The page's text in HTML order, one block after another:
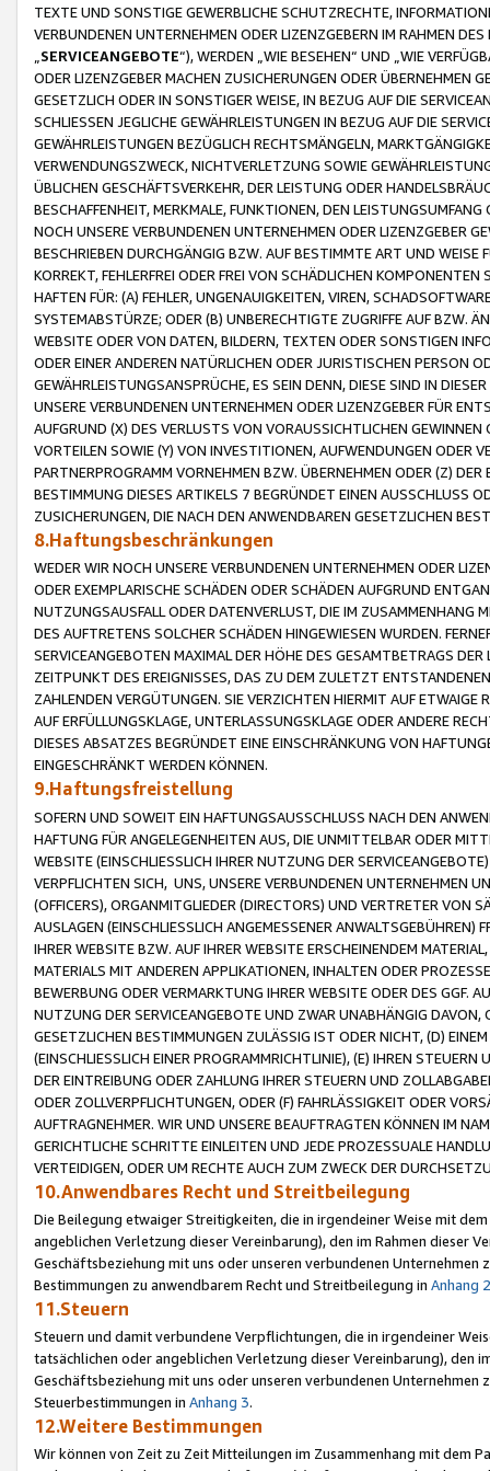
TEXTE UND SONSTIGE GEWERBLICHE SCHUTZRECHTE,
VERBUNDENEN UNTERNEHMEN ODER LIZENZGEBERN IM RAHMEN
SERVICEANGEBOTE“), WERDEN „WIE BESEHEN“ UND „WIE
ODER LIZENZGEBER MACHEN ZUSICHERUNGEN ODER ÜBERNEHMEN
GESETZLICH ODER IN SONSTIGER WEISE, IN BEZUG AUF DIE
SCHLIESSEN JEGLICHE GEWÄHRLEISTUNGEN IN BEZUG AUF DIE
GEWÄHRLEISTUNGEN BEZÜGLICH RECHTSMÄNGELN,
VERWENDUNGSZWECK, NICHTVERLETZUNG SOWIE
ÜBLICHEN GESCHÄFTSVERKEHR, DER LEISTUNG ODER
BESCHAFFENHEIT, MERKMALE, FUNKTIONEN, DEN
NOCH UNSERE VERBUNDENEN UNTERNEHMEN ODER LIZENZGEBER
BESCHRIEBEN DURCHGÄNGIG BZW. AUF BESTIMMTE ART UND
KORREKT, FEHLERFREI ODER FREI VON SCHÄDLICHEN
HAFTEN FÜR: (A) FEHLER, UNGENAUIGKEITEN, VIREN,
SYSTEMABSTÜRZE; ODER (B) UNBERECHTIGTE ZUGRIFFE AUF BZW.
WEBSITE ODER VON DATEN, BILDERN, TEXTEN ODER SONSTIGEN
ODER EINER ANDEREN NATÜRLICHEN ODER JURISTISCHEN PERSON
GEWÄHRLEISTUNGSANSPRÜCHE, ES SEIN DENN, DIESE SIND IN
UNSERE VERBUNDENEN UNTERNEHMEN ODER LIZENZGEBER FÜR
AUFGRUND (X) DES VERLUSTS VON VORAUSSICHTLICHEN
VORTEILEN SOWIE (Y) VON INVESTITIONEN, AUFWENDUNGEN ODER
PARTNERPROGRAMM VORNEHMEN BZW. ÜBERNEHMEN ODER (Z)
BESTIMMUNG DIESES ARTIKELS 7 BEGRÜNDET EINEN AUSSCHLUSS
ZUSICHERUNGEN, DIE NACH DEN ANWENDBAREN GESETZLICHEN
8.Haftungsbeschränkungen
WEDER WIR NOCH UNSERE VERBUNDENEN UNTERNEHMEN ODER
ODER EXEMPLARISCHE SCHÄDEN ODER SCHÄDEN AUFGRUND
NUTZUNGSAUSFALL ODER DATENVERLUST, DIE IM ZUSAMMENHANG
DES AUFTRETENS SOLCHER SCHÄDEN HINGEWIESEN WURDEN.
SERVICEANGEBOTEN MAXIMAL DER HÖHE DES GESAMTBETRAGS
ZEITPUNKT DES EREIGNISSES, DAS ZU DEM ZULETZT
ZAHLENDEN VERGÜTUNGEN. SIE VERZICHTEN HIERMIT AUF
AUF ERFÜLLUNGSKLAGE, UNTERLASSUNGSKLAGE ODER ANDERE
DIESES ABSATZES BEGRÜNDET EINE EINSCHRÄNKUNG VON
EINGESCHRÄNKT WERDEN KÖNNEN.
9.Haftungsfreistellung
SOFERN UND SOWEIT EIN HAFTUNGSAUSSCHLUSS NACH DEN
HAFTUNG FÜR ANGELEGENHEITEN AUS, DIE UNMITTELBAR ODER
WEBSITE (EINSCHLIESSLICH IHRER NUTZUNG DER
VERPFLICHTEN SICH, UNS, UNSERE VERBUNDENEN UNTERNEHMEN
(OFFICERS), ORGANMITGLIEDER (DIRECTORS) UND VERTRETER VON
AUSLAGEN (EINSCHLIESSLICH ANGEMESSENER
IHRER WEBSITE BZW. AUF IHRER WEBSITE ERSCHEINENDEM
MATERIALS MIT ANDEREN APPLIKATIONEN, INHALTEN ODER
BEWERBUNG ODER VERMARKTUNG IHRER WEBSITE ODER DES GGF.
NUTZUNG DER SERVICEANGEBOTE UND ZWAR UNABHÄNGIG
GESETZLICHEN BESTIMMUNGEN ZULÄSSIG IST ODER NICHT, (D)
(EINSCHLIESSLICH EINER PROGRAMMRICHTLINIE), (E) IHREN
DER EINTREIBUNG ODER ZAHLUNG IHRER STEUERN UND
ODER ZOLLVERPFLICHTUNGEN, ODER (F) FAHRLÄSSIGKEIT ODER
AUFTRAGNEHMER. WIR UND UNSERE BEAUFTRAGTEN KÖNNEN IM
GERICHTLICHE SCHRITTE EINLEITEN UND JEDE PROZESSUALE
VERTEIDIGEN, ODER UM RECHTE AUCH ZUM ZWECK DER
10.Anwendbares Recht und Streitbeilegung
Die Beilegung etwaiger Streitigkeiten, die in irgendeiner Weise mit
angeblichen Verletzung dieser Vereinbarung), den im Rahmen dieser
Geschäftsbeziehung mit uns oder unseren verbundenen
Bestimmungen zu anwendbarem Recht und Streitbeilegung in Anhang 2
11.Steuern
Steuern und damit verbundene Verpflichtungen, die in irgendeiner
tatsächlichen oder angeblichen Verletzung dieser Vereinbarung), den
Geschäftsbeziehung mit uns oder unseren verbundenen
Steuerbestimmungen in Anhang 3.
12.Weitere Bestimmungen
Wir können von Zeit zu Zeit Mitteilungen im Zusammenhang mit dem